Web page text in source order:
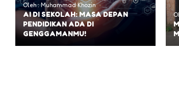
Oleh : Muhammad Khozin
AI DI SEKOLAH: MASA DEPAN
PENDIDIKAN ADA DI
GENGGAMANMU!